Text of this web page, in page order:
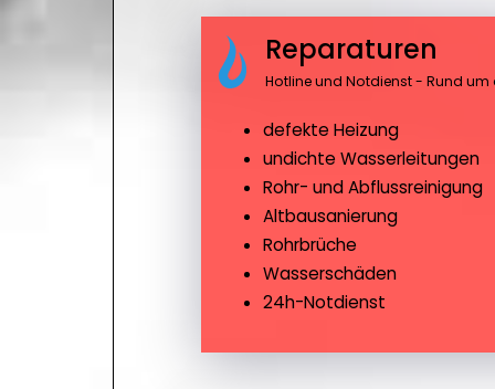
Reparaturen
Hotline und Notdienst - Rund um
defekte Heizung
undichte Wasserleitungen
Rohr- und Abflussreinigung
Altbausanierung
Rohrbrüche
Wasserschäden
24h-Notdienst